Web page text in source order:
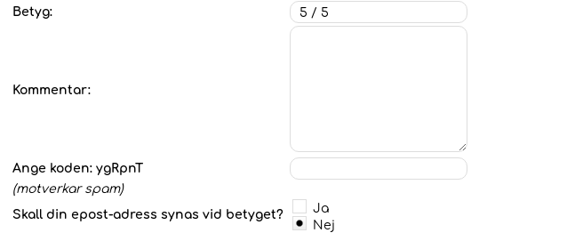
Betyg:
Kommentar:
Ange koden: ygRpnT
(motverkar spam)
Skall din epost-adress synas vid betyget?
Ja
Nej